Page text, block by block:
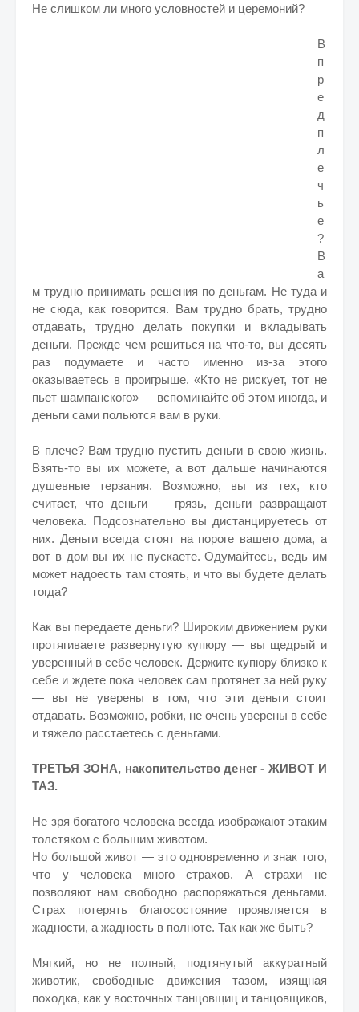
Не слишком ли много условностей и церемоний?
В
п
р
е
д
п
л
е
ч
ь
е
?
В
а
м трудно принимать решения по деньгам. Не туда и
не сюда, как говорится. Вам трудно брать, трудно
отдавать, трудно делать покупки и вкладывать
деньги. Прежде чем решиться на что-то, вы десять
раз подумаете и часто именно из-за этого
оказываетесь в проигрыше. «Кто не рискует, тот не
пьет шампанского» — вспоминайте об этом иногда, и
деньги сами польются вам в руки.
В плече? Вам трудно пустить деньги в свою жизнь.
Взять-то вы их можете, а вот дальше начинаются
душевные терзания. Возможно, вы из тех, кто
считает, что деньги — грязь, деньги развращают
человека. Подсознательно вы дистанцируетесь от
них. Деньги всегда стоят на пороге вашего дома, а
вот в дом вы их не пускаете. Одумайтесь, ведь им
может надоесть там стоять, и что вы будете делать
тогда?
Как вы передаете деньги? Широким движением руки
протягиваете развернутую купюру — вы щедрый и
уверенный в себе человек. Держите купюру близко к
себе и ждете пока человек сам протянет за ней руку
— вы не уверены в том, что эти деньги стоит
отдавать. Возможно, робки, не очень уверены в себе
и тяжело расстаетесь с деньгами.
ТРЕТЬЯ ЗОНА, накопительство денег - ЖИВОТ И
ТАЗ.
Не зря богатого человека всегда изображают этаким
толстяком с большим животом.
Но большой живот — это одновременно и знак того,
что у человека много страхов. А страхи не
позволяют нам свободно распоряжаться деньгами.
Страх потерять благосостояние проявляется в
жадности, а жадность в полноте. Так как же быть?
Мягкий, но не полный, подтянутый аккуратный
животик, свободные движения тазом, изящная
походка, как у восточных танцовщиц и танцовщиков,